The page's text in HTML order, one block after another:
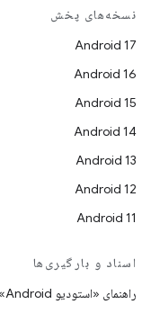
نسخه‌های پخش
Android 17
Android 16
Android 15
Android 14
Android 13
Android 12
Android 11
اسناد و بارگیری‌ها
راهنمای «استودیو Android»